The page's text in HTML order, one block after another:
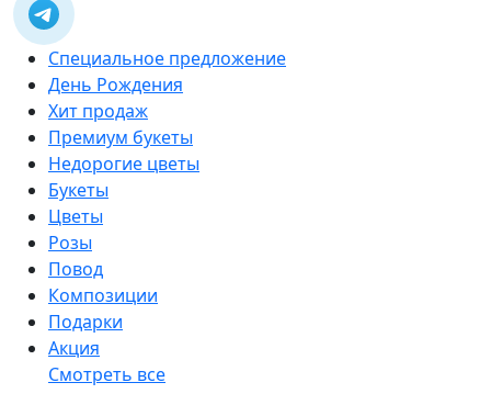
Специальное предложение
День Рождения
Хит продаж
Премиум букеты
Недорогие цветы
Букеты
Цветы
Розы
Повод
Композиции
Подарки
Акция
Смотреть все